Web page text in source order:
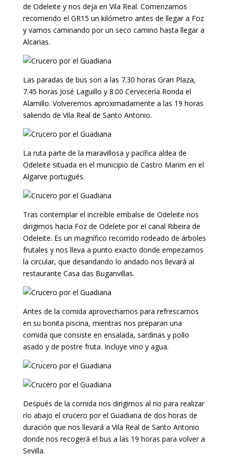
de Odeleite y nos deja en Vila Real. Comenzamos
recorriendo el GR15 un kilómetro antes de llegar a Foz
y vamos caminando por un seco camino hasta llegar a
Alcarias.
Las paradas de bus son a las 7.30 horas Gran Plaza,
7.45 horas José Laguillo y 8.00 Cervecería Ronda el
Alamillo. Volveremos aproximadamente a las 19 horas
saliendo de Vila Real de Santo Antonio.
La ruta parte de la maravillosa y pacífica aldea de
Odeleite situada en el municipio de Castro Marim en el
Algarve portugués.
Tras contemplar el increíble embalse de Odeleite nos
dirigimos hacia Foz de Odelete por el canal Ribeira de
Odeleite. Es un magnífico recorrido rodeado de árboles
frutales y nos lleva a punto exacto donde empezamos
la circular, que desandando lo andado nos llevará al
restaurante Casa das Buganvillas.
Antes de la comida aprovechamos para refrescarnos
en su bonita piscina, mientras nos preparan una
comida que consiste en ensalada, sardinas y pollo
asado y de postre fruta. Incluye vino y agua.
Después de la comida nos dirigimos al rio para realizar
río abajo el crucero por el Guadiana de dos horas de
duración que nos llevará a Vila Real de Santo Antonio
donde nos recogerá el bus a las 19 horas para volver a
Sevilla.